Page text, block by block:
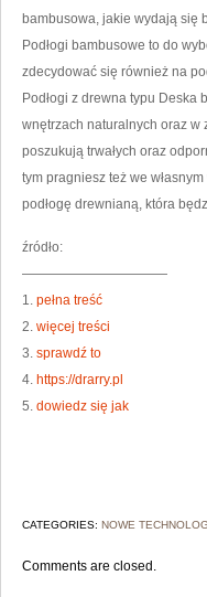
bambusowa, jakie wydają się
Podłogi bambusowe to do
zdecydować się również na
Podłogi z drewna typu
wnętrzach naturalnych oraz w
poszukują trwałych oraz
tym pragniesz też we
podłogę drewnianą, która
źródło:
———————————
1. pełna treść
2. więcej treści
3. sprawdź to
4. https://drarry.pl
5. dowiedz się jak
CATEGORIES: NOWE
Comments are closed.